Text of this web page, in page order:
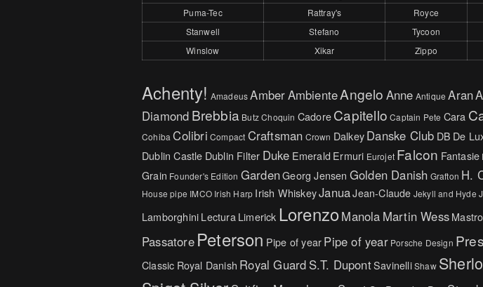
Puma-Tec
Rattray's Royce
Stanwell
Stefano Tycoon
Winslow
Xikar Zippo
Achenty! Amadeus AmberAmbienteAngelo Anne Antique Aran
Diamond Brebbia Butz Choquin CadoreCapitello Captain Pete Cara
Cohiba Colibri Compact Craftsman Crown DalkeyDanske Club DB De
Dublin Castle Dublin Filter Duke Emerald Ermuri Eurojet Falcon Fantasie
Grain Founder's Edition GardenGeorg Jensen Golden Danish Grafton H.
House pipe IMCO Irish Harp Irish WhiskeyJanuaJean-Claude Jekyll and Hyde
LamborghiniLectura Limerick LorenzoManola Martin Wess
Passatore Peterson Pipe of yearPipe of year Porsche Design
Classic Royal Danish Royal Guard S.T. DupontSavinelliShaw